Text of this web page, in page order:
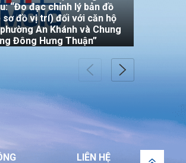
“Đo đạc chỉnh lý bản đồ
sơ đồ vị trí) đối với căn hộ
An Khánh và Chung
Đông Hưng Thuận”
tham gia thầu phụ thực
lượng công trình tại địa
Văn Đậu, phường 5 quậm
LIÊN HỆ